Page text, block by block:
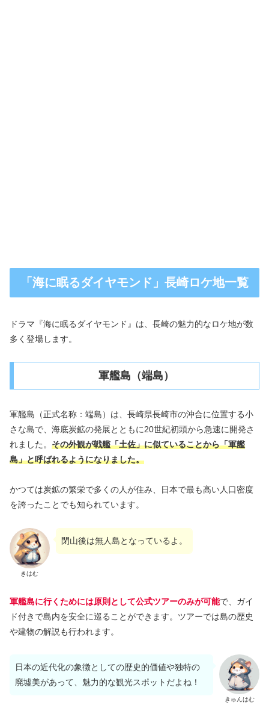
「海に眠るダイヤモンド」長崎ロケ地一覧
ドラマ『海に眠るダイヤモンド』は、長崎の魅力的なロケ地が数
多く登場します。
軍艦島（端島）
軍艦島（正式名称：端島）は、長崎県長崎市の沖合に位置する小
さな島で、海底炭鉱の発展とともに20世紀初頭から急速に開発さ
れました。 その外観が戦艦「土佐」に似ていることから「軍艦
島」と呼ばれるようになりました。
かつては炭鉱の繁栄で多くの人が住み、日本で最も高い人口密度
を誇ったことでも知られています。
きはむ
閉山後は無人島となっているよ。
軍艦島に行くためには原則として公式ツアーのみが可能で、ガイ
ド付きで島内を安全に巡ることができます。ツアーでは島の歴史
や建物の解説も行われます。
きゅんはむ
日本の近代化の象徴としての歴史的価値や独特の
廃墟美があって、魅力的な観光スポットだよね！